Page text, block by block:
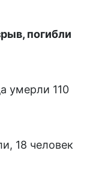
погибли
умерли 110
18 человек